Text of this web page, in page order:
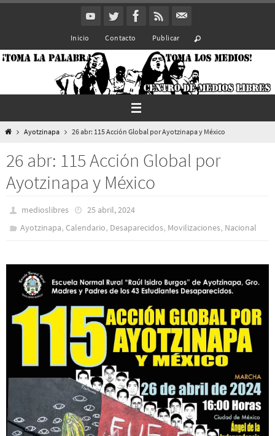
Inicio Contacto Publicar
InicioAyotzinapa 26 abr: 115 Acción Global por Ayotzinapa y México
26 abr: 115 Acción Global por
Ayotzinapa y México
medioslibres
25 abril, 2024
Ayotzinapa,Calendario, Desaparecidos, Movilizaciones, Nacional